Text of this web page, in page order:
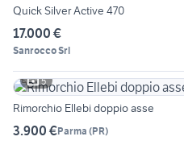
Quick Silver Active 470
17.000 €
Sanrocco Srl
5
Rimorchio Ellebi doppio asse
3.900 €Parma (PR)